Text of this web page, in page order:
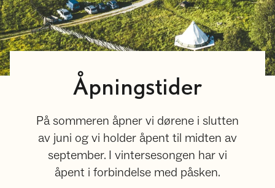
Åpningstider
På sommeren åpner vi dørene i slutten
av juni og vi holder åpent til midten av
september. I vintersesongen har vi
åpent i forbindelse med påsken.